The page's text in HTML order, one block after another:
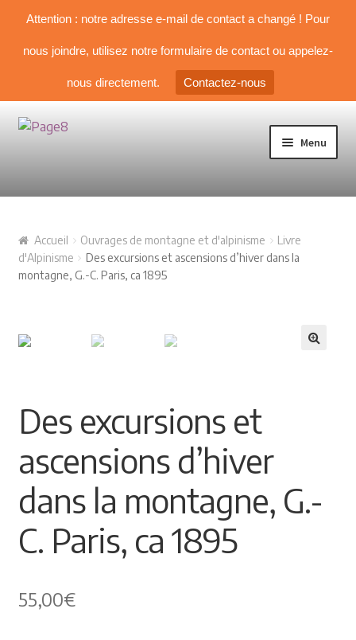
Attention : notre adresse e-mail de contact a changé ! Pour
nous joindre, utilisez notre formulaire de contact ou appelez-
nous directement. Contactez-nous
Aller à la navigation
Aller au contenu
Menu
NOS SÉLECTIONS
Guides & topos
Nature Pêche Chasse
Régionalisme
Peintures
Les Pyrénées
VIEUX PAPIERS
Accueil Ouvrages de montagne et d'alpinisme
Livre
d'Alpinisme
Des excursions et ascensions d’hiver dans la
montagne, G.-C. Paris, ca 1895
Des excursions et
ascensions d’hiver
dans la montagne, G.-
C. Paris, ca 1895
55,00€